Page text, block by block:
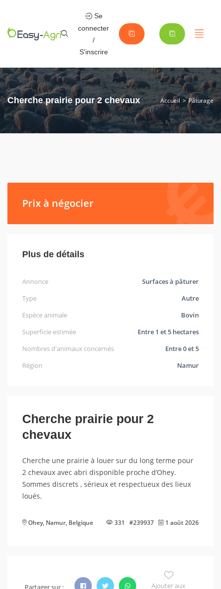
Se
connecter
/
S'inscrire
Cherche prairie pour 2 chevaux Accueil Pâturage
Prix à négocier
Plus de détails
Annonce
Surfaces à pâturer
Type
Autre
Espèce animale
Bovin
Superficie estimée
Entre 1 et 5 hectares
Nombres d'animaux concernés
Entre 0 et 5
Région
Namur
Cherche prairie pour 2
chevaux
Cherche une prairie à louer sur du long terme pour
2 chevaux avec abri disponible proche d’Ohey.
Sommes discrets , sérieux et respectueux des lieux
loués.
Ohey, Namur, Belgique 331 #239937 1 août 2026
Partager sur :
Ajouter aux